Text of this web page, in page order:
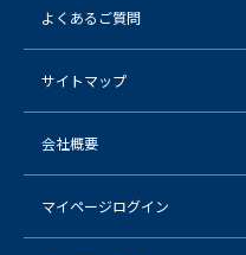
よくあるご質問
サイトマップ
会社概要
マイページログイン